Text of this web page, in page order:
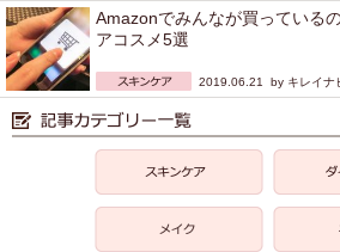
Amazonでみんなが買っている
アコスメ5選
2019.06.21 by キレイナ